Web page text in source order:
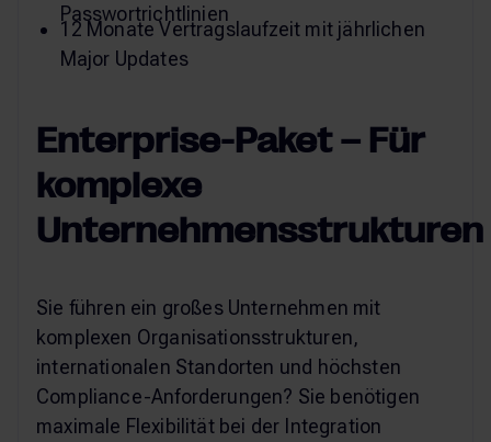
Passwortrichtlinien
12 Monate Vertragslaufzeit mit jährlichen
Major Updates
Enterprise-Paket – Für
komplexe
Unternehmensstrukturen
Sie führen ein großes Unternehmen mit
komplexen Organisationsstrukturen,
internationalen Standorten und höchsten
Compliance-Anforderungen? Sie benötigen
maximale Flexibilität bei der Integration